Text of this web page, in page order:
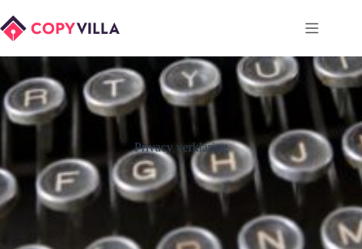
naar
de
Privacy verklaring